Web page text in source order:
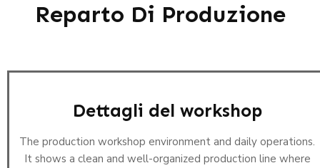
Reparto Di Produzione
Dettagli del workshop
The production workshop environment and daily operations.
It shows a clean and well-organized production line where